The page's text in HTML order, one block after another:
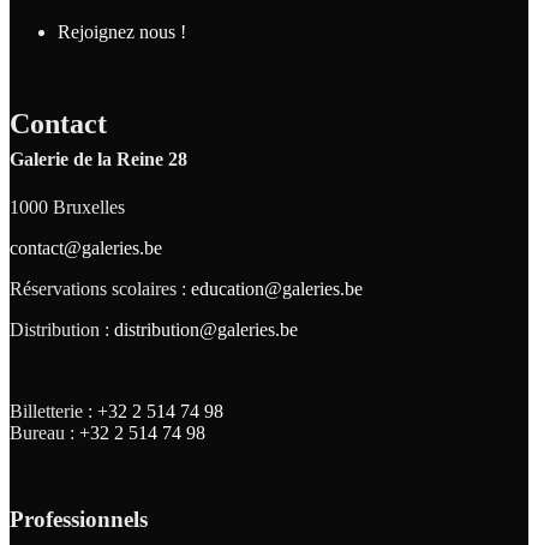
Rejoignez nous !
Contact
Galerie de la Reine 28
1000 Bruxelles
contact@galeries.be
Réservations scolaires : education@galeries.be
Distribution : distribution@galeries.be
Billetterie : +32 2 514 74 98
Bureau : +32 2 514 74 98
Professionnels